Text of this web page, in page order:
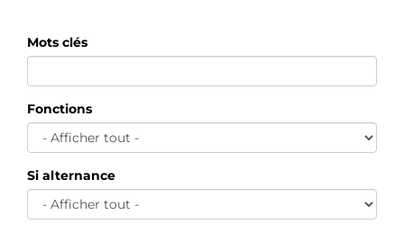
Mots clés
Fonctions
Si alternance